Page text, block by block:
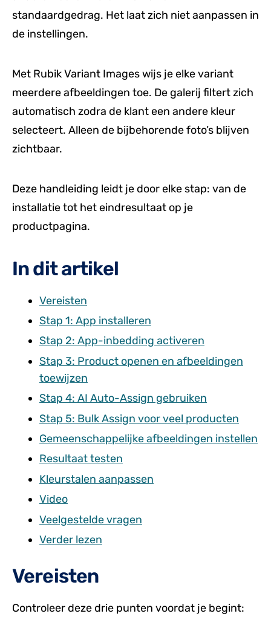
standaardgedrag. Het laat zich niet aanpassen in
de instellingen.
Met Rubik Variant Images wijs je elke variant
meerdere afbeeldingen toe. De galerij filtert zich
automatisch zodra de klant een andere kleur
selecteert. Alleen de bijbehorende foto’s blijven
zichtbaar.
Deze handleiding leidt je door elke stap: van de
installatie tot het eindresultaat op je
productpagina.
In dit artikel
Vereisten
Stap 1: App installeren
Stap 2: App-inbedding activeren
Stap 3: Product openen en afbeeldingen
toewijzen
Stap 4: AI Auto-Assign gebruiken
Stap 5: Bulk Assign voor veel producten
Gemeenschappelijke afbeeldingen instellen
Resultaat testen
Kleurstalen aanpassen
Video
Veelgestelde vragen
Verder lezen
Vereisten
Controleer deze drie punten voordat je begint: